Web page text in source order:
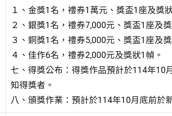
１、金獎1名，禮券1萬元、獎盃1座及獎
２、銀獎1名，禮券7,000元、獎盃1座及
３、銅獎1名，禮券5,000元、獎盃1座及
４、佳作6名，禮券2,000元及獎狀1幀。
七、得獎公布：得獎作品預計於114年10
知得獎者。
八、頒獎作業：預計於114年10月底前於